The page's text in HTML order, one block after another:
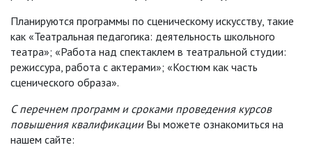
Планируются программы по сценическому искусству, такие
как «Театральная педагогика: деятельность школьного
театра»; «Работа над спектаклем в театральной студии:
режиссура, работа с актерами»; «Костюм как часть
сценического образа».
С перечнем программ и сроками проведения курсов
повышения квалификацииВы можете ознакомиться на
нашем сайте: